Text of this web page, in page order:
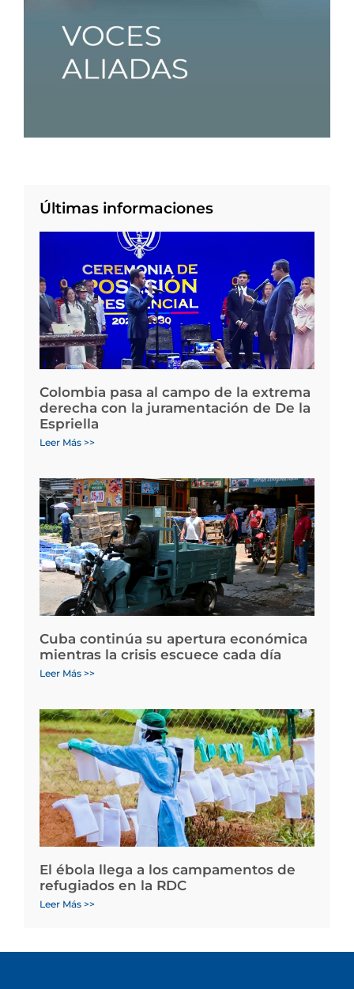
Últimas informaciones
Colombia pasa al campo de la extrema
derecha con la juramentación de De la
Espriella
Leer Más >>
Cuba continúa su apertura económica
mientras la crisis escuece cada día
Leer Más >>
El ébola llega a los campamentos de
refugiados en la RDC
Leer Más >>